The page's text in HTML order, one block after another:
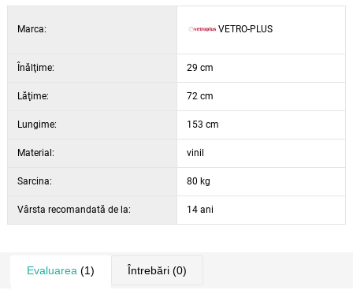
Marca: VETRO-PLUS
Înălţime: 29 cm
Lăţime: 72 cm
Lungime: 153 cm
Material: vinil
Sarcina: 80 kg
Vârsta recomandată de la: 14 ani
Evaluarea (1) Întrebări(0)